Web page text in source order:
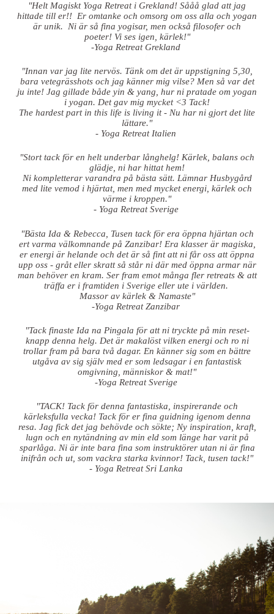
"Helt Magiskt Yoga Retreat i Grekland! Sååå glad att jag
hittade till er!! Er omtanke och omsorg om oss alla och yogan
är unik. Ni är så fina yogisar, men också filosofer och
poeter! Vi ses igen, kärlek!"
-Yoga Retreat Grekland
"Innan var jag lite nervös. Tänk om det är uppstigning 5,30,
bara vetegrässhots och jag känner mig vilse? Men så var det
ju inte! Jag gillade både yin & yang, hur ni pratade om yogan
i yogan. Det gav mig mycket <3 Tack!
The hardest part in this life is living it - Nu har ni gjort det lite
lättare."
- Yoga Retreat Italien
"Stort tack för en helt underbar långhelg! Kärlek, balans och
glädje, ni har hittat hem!
Ni kompletterar varandra på bästa sätt. Lämnar Husbygård
med lite vemod i hjärtat, men med mycket energi, kärlek och
värme i kroppen."
- Yoga Retreat Sverige
"Bästa Ida & Rebecca, Tusen tack för era öppna hjärtan och
ert varma välkomnande på Zanzibar! Era klasser är magiska,
er energi är helande och det är så fint att ni får oss att öppna
upp oss - gråt eller skratt så står ni där med öppna armar när
man behöver en kram. Ser fram emot många fler retreats & att
träffa er i framtiden i Sverige eller ute i världen.
Massor av kärlek & Namaste"
-Yoga Retreat Zanzibar
"Tack finaste Ida na Pingala för att ni tryckte på min reset-
knapp denna helg. Det är makalöst vilken energi och ro ni
trollar fram på bara två dagar. En känner sig som en bättre
utgåva av sig själv med er som ledsagar i en fantastisk
omgivning, människor & mat!"
-Yoga Retreat Sverige
"TACK! Tack för denna fantastiska, inspirerande och
kärleksfulla vecka! Tack för er fina guidning igenom denna
resa. Jag fick det jag behövde och sökte; Ny inspiration, kraft,
lugn och en nytändning av min eld som länge har varit på
sparlåga. Ni är inte bara fina som instruktörer utan ni är fina
inifrån och ut, som vackra starka kvinnor! Tack, tusen tack!"
- Yoga Retreat Sri Lanka